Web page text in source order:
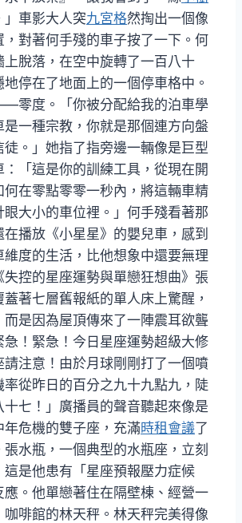
」車影大人突九宮格然掏出一個像
，對著何手殘的車子按了一下。何
上脫落，在空中旋轉了一百八十
地停在了地面上的一個停車格中。
零度。「你被分配給我的泊車學
是一種宗教，你就是那個連方向盤
。」她指了指旁邊一輛像是巨型
：「這是你的訓練工具，從現在開
何在零點零零一秒內，將這輛車精
大小的車位裡。」何手殘看著那
播放《小星星》的嬰兒車，感到
度的生活，比他想象中還要無理
失控的星座運勢與單戀狂想曲》張
著七層舊報紙的單人床上驚醒，
而是因為屋頂傳來了一陣震耳欲聾
急！緊急！今日星座運勢超級大修
請注意！由於月球剛剛打了一個噴
率從昨日的百分之九十九點九，陡
十七！」廣播員的聲音聽起來像是
年危機的雙子座，充滿時租會議了
水瓶，一個典型的水瓶座，立刻
這是他患有「星座預報壓力症候
應。他單戀著住在隔壁棟、經營一
咖啡館的林天秤。林天秤完美得像